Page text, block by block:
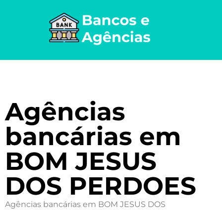
Agências
bancárias em
BOM JESUS
DOS PERDOES
Agências bancárias em BOM JESUS DOS